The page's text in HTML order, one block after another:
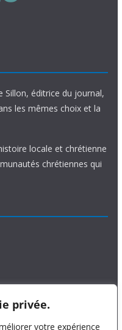
privée.
votre expérience
Sillon, éditrice du journal,
les mêmes choix et la
locale et chrétienne
chrétiennes qui